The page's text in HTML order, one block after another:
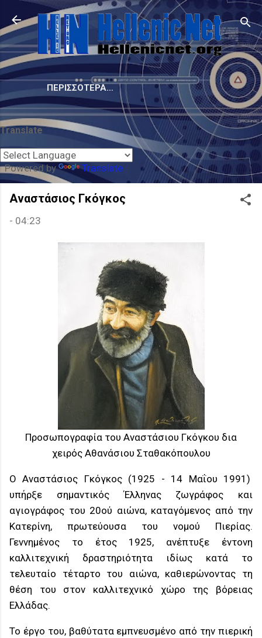
Μετάβαση στο κύριο περιεχόμενο
ΠΕΡΙΣΣΌΤΕΡΑ…
Translate
Powered by Translate
Αναστάσιος Γκόγκος
- 04:23
Προσωπογραφία του Αναστάσιου Γκόγκου δια
χειρός Αθανάσιου Σταθακόπουλου
Ο Αναστάσιος Γκόγκος (1925 - 14 Μαΐου 1991)
υπήρξε σημαντικός Έλληνας ζωγράφος και
αγιογράφος του 20ού αιώνα, καταγόμενος από την
Κατερίνη, πρωτεύουσα του νομού Πιερίας.
Γεννημένος το έτος 1925, ανέπτυξε έντονη
καλλιτεχνική δραστηριότητα ιδίως κατά το
τελευταίο τέταρτο του αιώνα, καθιερώνοντας τη
θέση του στον καλλιτεχνικό χώρο της βόρειας
Ελλάδας.
Το έργο του, βαθύτατα εμπνευσμένο από την πιερική